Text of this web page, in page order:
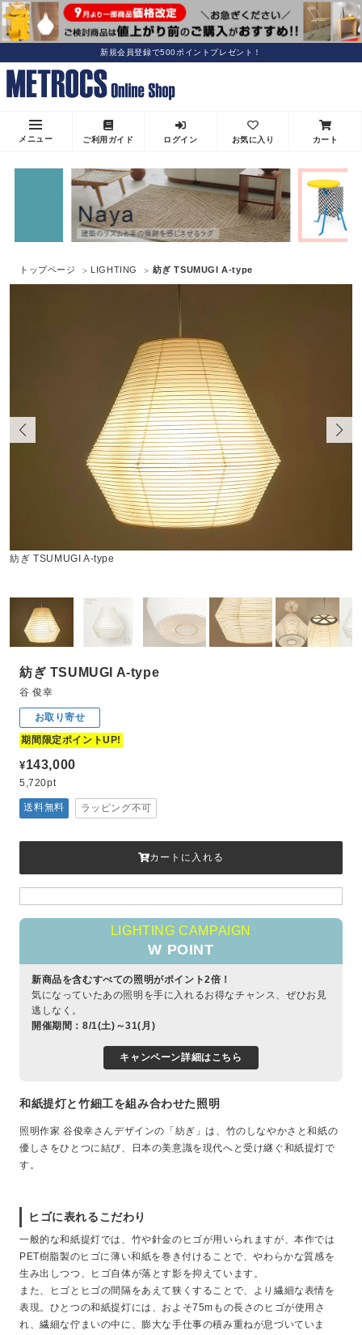
新規会員登録で500ポイントプレゼント！
メニュー ご利用ガイド ログイン お気に入り カート
トップページ LIGHTING 紡ぎ TSUMUGI A-type
紡ぎ TSUMUGI A-type
紡ぎ TSUMUGI A-type
谷 俊幸
お取り寄せ
期間限定ポイントUP!
¥143,000
5,720pt
LIGHTING CAMPAIGN
W POINT
新商品を含むすべての照明がポイント2倍！
気になっていたあの照明を手に入れるお得なチャンス、ぜひお見
逃しなく。
開催期間：8/1(土)～31(月)
キャンペーン詳細はこちら
和紙提灯と竹細工を組み合わせた照明
照明作家 谷俊幸さんデザインの「紡ぎ」は、竹のしなやかさと和紙の
優しさをひとつに結び、日本の美意識を現代へと受け継ぐ和紙提灯で
す。
ヒゴに表れるこだわり
一般的な和紙提灯では、竹や針金のヒゴが用いられますが、本作では
PET樹脂製のヒゴに薄い和紙を巻き付けることで、やわらかな質感を
生み出しつつ、ヒゴ自体が落とす影を抑えています。
また、ヒゴとヒゴの間隔をあえて狭くすることで、より繊細な表情を
表現。ひとつの和紙提灯には、およそ75mもの長さのヒゴが使用さ
れ、繊細な佇まいの中に、膨大な手仕事の積み重ねが息づいていま
送料無料 ラッピング不可
カートに入れる